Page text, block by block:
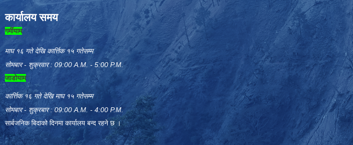
कार्यालय समय
गर्मीयाम
माघ १६ गते देखि कार्त्तिक १५ गतेसम्म
सोमबार - शुक्रवार : 09:00 A.M. - 5:00 P.M.
जाडोयाम
कार्त्तिक १६ गते देखि माघ १५ गतेसम्म
सोमबार - शुक्रबार : 09:00 A.M. - 4:00 P.M.
सार्बजनिक बिदाको दिनमा कार्यालय बन्द रहने छ ।